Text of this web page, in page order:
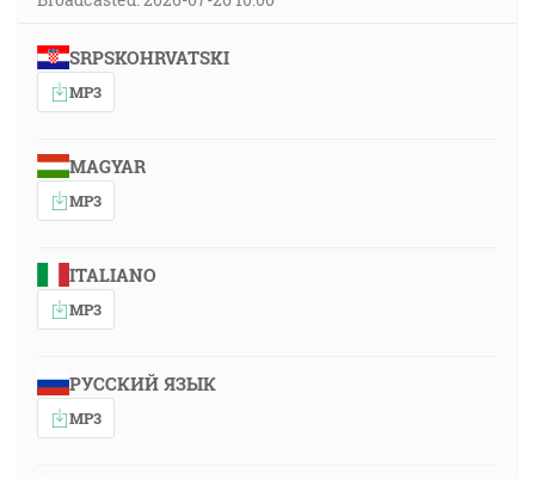
SRPSKOHRVATSKI
MP3
MAGYAR
MP3
ITALIANO
MP3
РУССКИЙ ЯЗЫК
MP3